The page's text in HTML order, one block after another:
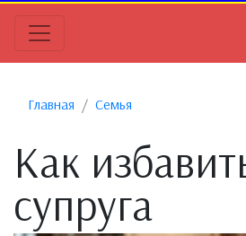
Главная Семья
Как
супруга